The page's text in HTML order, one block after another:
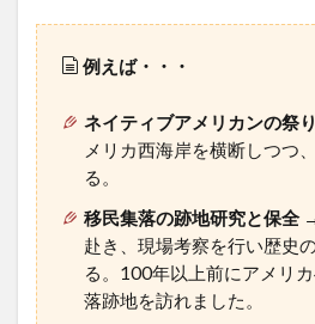
例えば・・・
ネイティブアメリカンの祭り
メリカ西海岸を横断しつつ
る。
移民集落の跡地研究と保全→
赴き、現場考察を行い歴史
る。100年以上前にアメリ
落跡地を訪れました。